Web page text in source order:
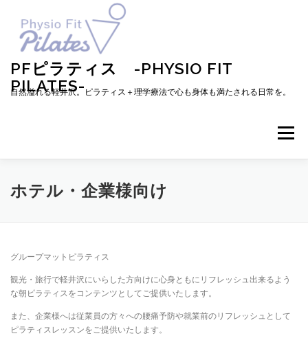
PFピラティス -PHYSIO FIT
PILATES-
自然溢れる軽井沢。ピラティス＋理学療法で心も身体も満たされる日常を。
メニュー
TOP お知らせ ピラティスとは
ブログ お問い合わせ
ホテル・企業様向け
グループマットピラティス
観光・旅行で軽井沢にいらした方向けに心身ともにリフレッシュ出来るよう
な朝ピラティスをコンテンツとしてご提供いたします。
また、企業様へは従業員の方々への腰痛予防や就業前のリフレッシュとして
ピラティスレッスンをご提供いたします。